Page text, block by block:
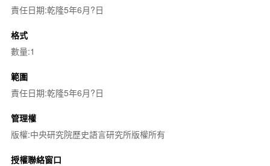
責任日期:乾隆5年6月?日
格式
數量:1
範圍
責任日期:乾隆5年6月?日
管理權
版權:中央研究院歷史語言研究所版權所有
授權聯絡窗口